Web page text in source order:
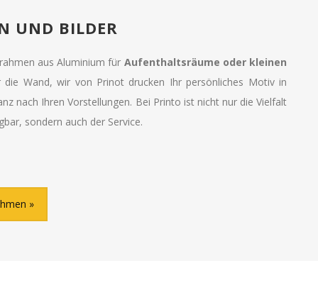
UND BILDER
aus Aluminium für Aufenthaltsräume oder kleinen
Wand, wir von Prinot drucken Ihr persönliches Motiv in
nach Ihren Vorstellungen. Bei Printo ist nicht nur die Vielfalt
sondern auch der Service.